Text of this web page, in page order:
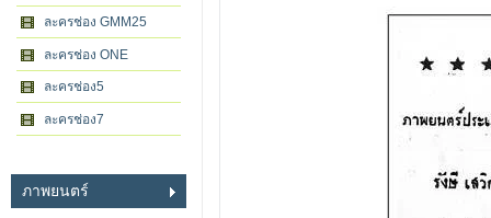
ละครช่อง GMM25
ละครช่อง ONE
ละครช่อง5
ละครช่อง7
ภาพยนตร์